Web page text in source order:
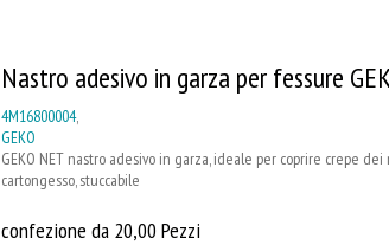
Nastro adesivo in garza per fessure
4M16800004,
GEKO
GEKO NET nastro adesivo in garza, ideale per coprire crepe
cartongesso, stuccabile
confezione da 20,00 Pezzi